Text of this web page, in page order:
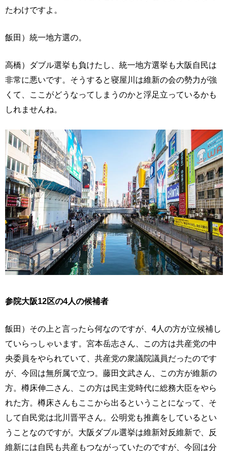
たわけですよ。
飯田）統一地方選の。
高橋）ダブル選挙も負けたし、統一地方選挙も大阪自民は
非常に悪いです。そうすると寝屋川は維新の会の勢力が強
くて、ここがどうなってしまうのかと浮足立っているかも
しれませんね。
参院大阪12区の4人の候補者
飯田）その上と言ったら何なのですが、4人の方が立候補し
ていらっしゃいます。宮本岳志さん、この方は共産党の中
央委員をやられていて、共産党の衆議院議員だったのです
が、今回は無所属で立つ。藤田文武さん、この方が維新の
方。樽床伸二さん、この方は民主党時代に総務大臣をやら
れた方。樽床さんもここから出るということになって、そ
して自民党は北川晋平さん。公明党も推薦をしているとい
うことなのですが。大阪ダブル選挙は維新対反維新で、反
維新には自民も共産もつながっていたのですが、今回は分